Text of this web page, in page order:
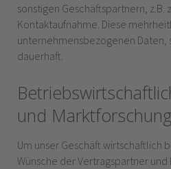
sonstigen Geschäftspartnern, z.B.
Kontaktaufnahme. Diese
unternehmensbezogenen Daten,
dauerhaft.
und Marktforschung
Um unser Geschäft wirtschaftlich
Wünsche der Vertragspartner